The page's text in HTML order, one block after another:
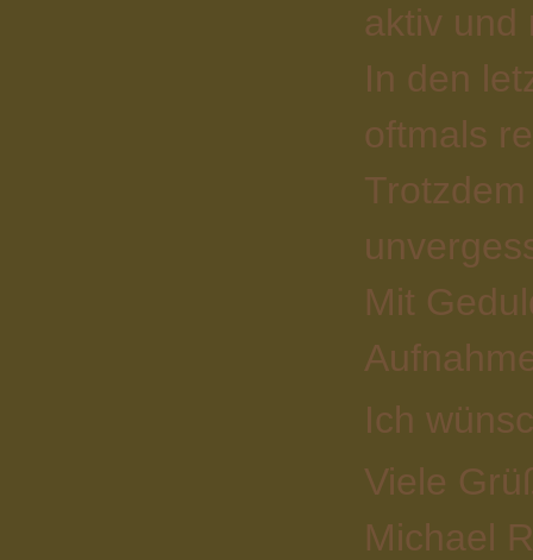
aktiv und
In den
oftmals
Mit
Ich
Viele
Michael